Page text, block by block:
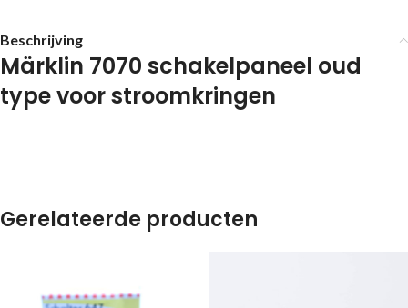
Beschrijving
Märklin 7070 schakelpaneel oud
type voor stroomkringen
Gerelateerde producten